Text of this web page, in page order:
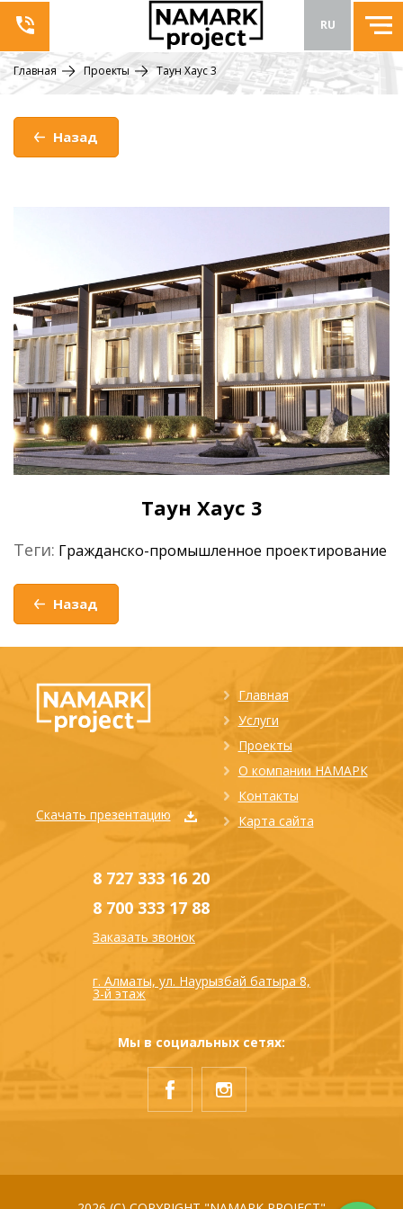
RU
Главная Проекты Таун Хаус 3
Назад
Таун Хаус 3
Теги: Гражданско-промышленное проектирование
Назад
Скачать презентацию
Главная
Услуги
Проекты
О компании НАМАРК
Контакты
Карта сайта
8 727 333 16 20
8 700 333 17 88
Заказать звонок
г. Алматы, ул. Наурызбай батыра 8,
3-й этаж
Мы в социальных сетях: